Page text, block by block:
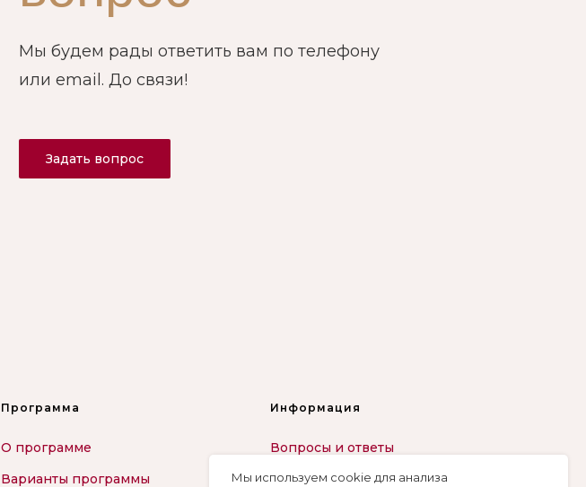
Мы будем рады ответить вам по телефону
или email. До связи!
Задать вопрос
Программа
О программе
Варианты программы
Информация
Вопросы и ответы
Контакты
Мы используем cookie для анализа